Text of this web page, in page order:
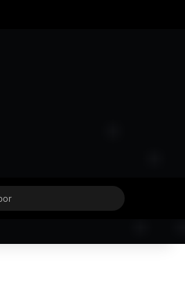
Buscar